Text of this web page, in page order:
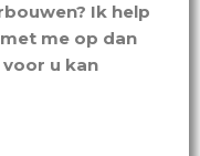
echte doorpakker
Ik help
met me op dan
u kan